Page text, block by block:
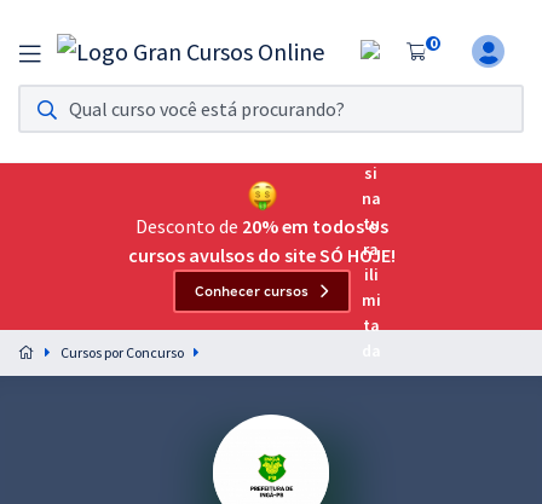
0
Assinatura Ilimitada 11
Acesso a todos os cursos. Teste grátis por 7 dias!
Assinatura OAB Até Passar
Acesso ilimitado a toda preparação para o Exame da
Preparação completa e intensiva para as principais
residências em saúde do Brasil
Desconto de 20% em todos os
cursos avulsos do site SÓ HOJE!
Conhecer cursos
Cursos por Concurso